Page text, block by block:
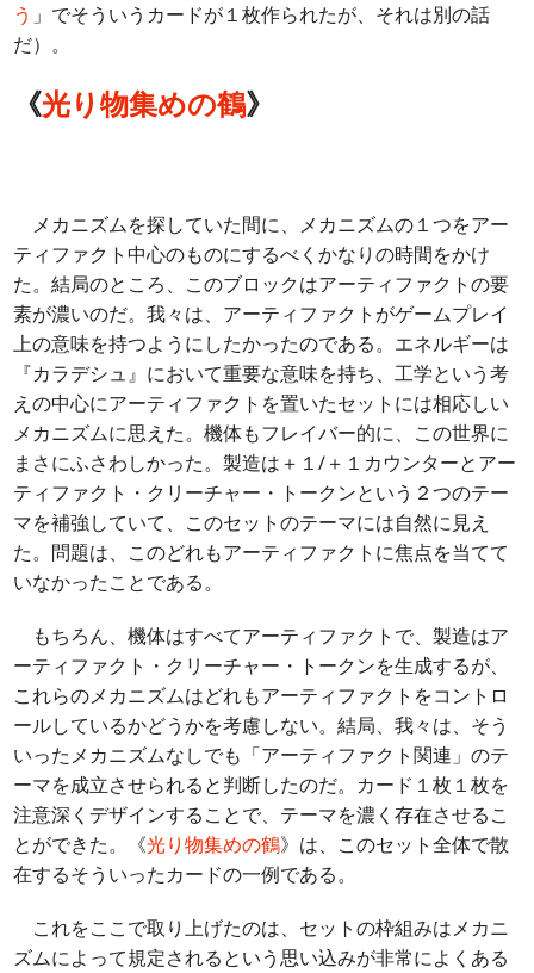
う 」でそういうカードが１枚作られたが、それは別の話
だ）。
《光り物集めの鶴》
メカニズムを探していた間に、メカニズムの１つをアー
ティファクト中心のものにするべくかなりの時間をかけ
た。結局のところ、このブロックはアーティファクトの要
素が濃いのだ。我々は、アーティファクトがゲームプレイ
上の意味を持つようにしたかったのである。エネルギーは
『カラデシュ』において重要な意味を持ち、工学という考
えの中心にアーティファクトを置いたセットには相応しい
メカニズムに思えた。機体もフレイバー的に、この世界に
まさにふさわしかった。製造は＋１/＋１カウンターとアー
ティファクト・クリーチャー・トークンという２つのテー
マを補強していて、このセットのテーマには自然に見え
た。問題は、このどれもアーティファクトに焦点を当てて
いなかったことである。
もちろん、機体はすべてアーティファクトで、製造はア
ーティファクト・クリーチャー・トークンを生成するが、
これらのメカニズムはどれもアーティファクトをコントロ
ールしているかどうかを考慮しない。結局、我々は、そう
いったメカニズムなしでも「アーティファクト関連」のテ
ーマを成立させられると判断したのだ。カード１枚１枚を
注意深くデザインすることで、テーマを濃く存在させるこ
とができた。《光り物集めの鶴》は、このセット全体で散
在するそういったカードの一例である。
これをここで取り上げたのは、セットの枠組みはメカニ
ズムによって規定されるという思い込みが非常によくある